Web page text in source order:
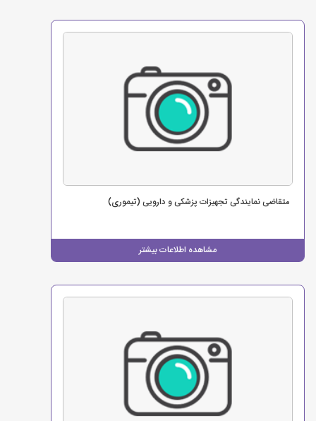
مشاهده اطلاعات بیشتر
متقاضی نمایندگی تجهیزات پزشکی و دارویی (تیموری)